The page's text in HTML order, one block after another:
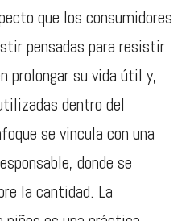
que los consumidores
pensadas para resistir
prolongar su vida útil y,
dentro del
se vincula con una
donde se
la cantidad. La